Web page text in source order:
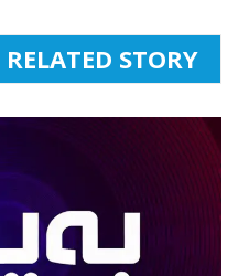
RELATED STORY